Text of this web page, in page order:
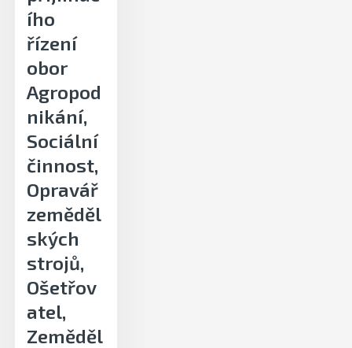
ího
řízení
obor
Agropod
nikání,
Sociální
činnost,
Opravář
zeměděl
ských
strojů,
Ošetřov
atel,
Zeměděl